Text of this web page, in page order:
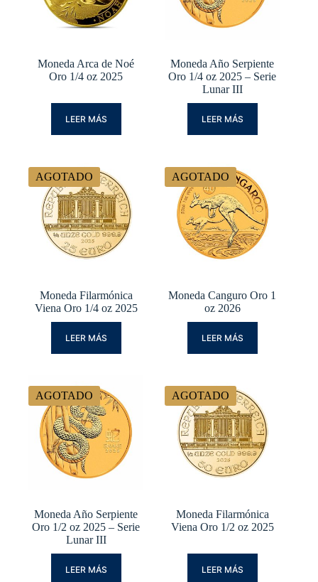
Moneda Arca de Noé
Oro 1/4 oz 2025
LEER MÁS
Moneda Año Serpiente
Oro 1/4 oz 2025 – Serie
Lunar III
LEER MÁS
AGOTADO
Moneda Filarmónica
Viena Oro 1/4 oz 2025
LEER MÁS
AGOTADO
Moneda Canguro Oro 1
oz 2026
LEER MÁS
AGOTADO
Moneda Año Serpiente
Oro 1/2 oz 2025 – Serie
Lunar III
LEER MÁS
AGOTADO
Moneda Filarmónica
Viena Oro 1/2 oz 2025
LEER MÁS